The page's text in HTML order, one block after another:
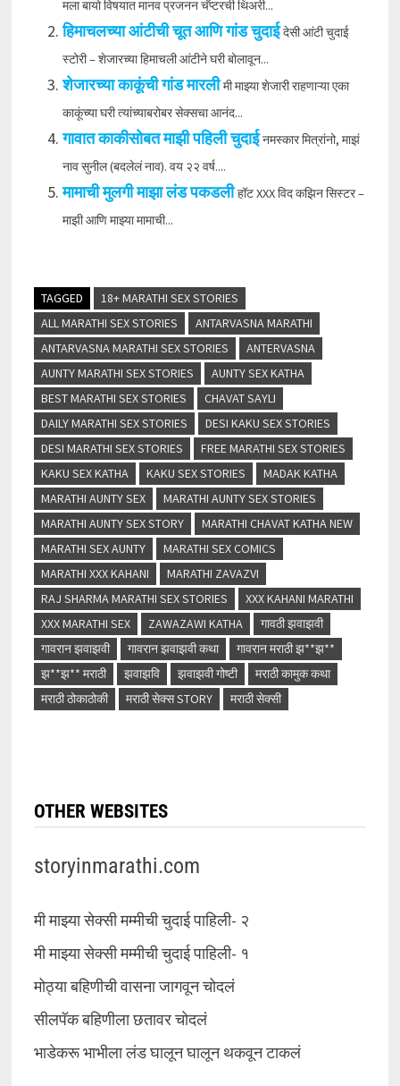
मला बायो विषयात मानव प्रजनन चॅप्टरची थिअरी...
हिमाचलच्या आंटीची चूत आणि गांड चुदाई देसी आंटी चुदाई
स्टोरी – शेजारच्या हिमाचली आंटीने घरी बोलावून...
शेजारच्या काकूंची गांड मारली मी माझ्या शेजारी राहणाऱ्या एका
काकूंच्या घरी त्यांच्याबरोबर सेक्सचा आनंद...
गावात काकीसोबत माझी पहिली चुदाई नमस्कार मित्रांनो, माझं
नाव सुनील (बदलेलं नाव). वय २२ वर्ष....
मामाची मुलगी माझा लंड पकडली हॉट XXX विद कझिन सिस्टर –
माझी आणि माझ्या मामाची...
TAGGED
18+ MARATHI SEX STORIES
ALL MARATHI SEX STORIES
ANTARVASNA MARATHI
ANTARVASNA MARATHI SEX STORIES
ANTERVASNA
AUNTY MARATHI SEX STORIES
AUNTY SEX KATHA
BEST MARATHI SEX STORIES
CHAVAT SAYLI
DAILY MARATHI SEX STORIES
DESI KAKU SEX STORIES
DESI MARATHI SEX STORIES
FREE MARATHI SEX STORIES
KAKU SEX KATHA
KAKU SEX STORIES
MADAK KATHA
MARATHI AUNTY SEX
MARATHI AUNTY SEX STORIES
MARATHI AUNTY SEX STORY
MARATHI CHAVAT KATHA NEW
MARATHI SEX AUNTY
MARATHI SEX COMICS
MARATHI XXX KAHANI
MARATHI ZAVAZVI
RAJ SHARMA MARATHI SEX STORIES
XXX KAHANI MARATHI
XXX MARATHI SEX
ZAWAZAWI KATHA
गावठी झवाझवी
गावरान झवाझवी
गावरान झवाझवी कथा
गावरान मराठी झ**झ**
झ**झ** मराठी
झवाझवि झवाझवी गोष्टी
मराठी कामुक कथा
मराठी ठोकाठोकी
मराठी सेक्स STORY मराठी सेक्सी
OTHER WEBSITES
storyinmarathi.com
मी माझ्या सेक्सी मम्मीची चुदाई पाहिली- २
मी माझ्या सेक्सी मम्मीची चुदाई पाहिली- १
मोठ्या बहिणीची वासना जागवून चोदलं
सीलपॅक बहिणीला छतावर चोदलं
भाडेकरू भाभीला लंड घालून घालून थकवून टाकलं